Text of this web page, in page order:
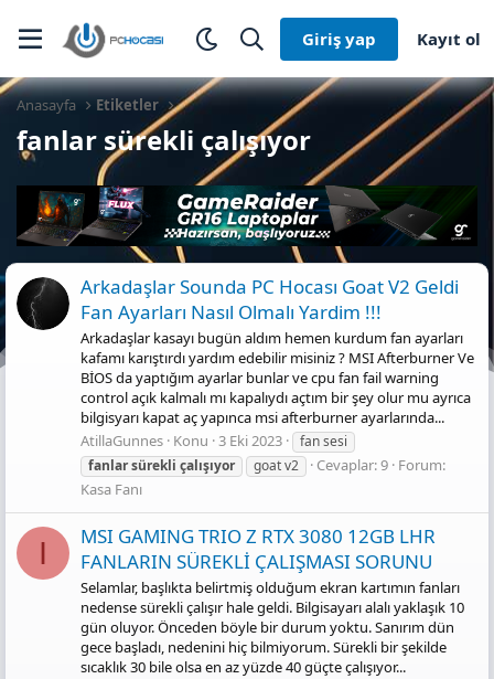
Giriş yap Kayıt ol
Anasayfa Etiketler
fanlar sürekli çalışıyor
Arkadaşlar Sounda PC Hocası Goat V2 Geldi
Fan Ayarları Nasıl Olmalı Yardim !!!
Arkadaşlar kasayı bugün aldım hemen kurdum fan ayarları
kafamı karıştırdı yardım edebilir misiniz ? MSI Afterburner Ve
BİOS da yaptığım ayarlar bunlar ve cpu fan fail warning
control açık kalmalı mı kapalıydı açtım bir şey olur mu ayrıca
bilgisyarı kapat aç yapınca msi afterburner ayarlarında...
AtillaGunnes Konu 3 Eki 2023
fan sesi
fanlarsürekli çalışıyor goat v2 Cevaplar: 9 Forum:
Kasa Fanı
I
MSI GAMING TRIO Z RTX 3080 12GB LHR
FANLARIN SÜREKLİ ÇALIŞMASI SORUNU
Selamlar, başlıkta belirtmiş olduğum ekran kartımın fanları
nedense sürekli çalışır hale geldi. Bilgisayarı alalı yaklaşık 10
gün oluyor. Önceden böyle bir durum yoktu. Sanırım dün
gece başladı, nedenini hiç bilmiyorum. Sürekli bir şekilde
sıcaklık 30 bile olsa en az yüzde 40 güçte çalışıyor...